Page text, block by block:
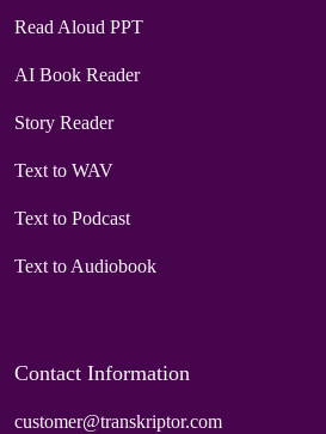
Read Aloud PPT
AI Book Reader
Story Reader
Text to WAV
Text to Podcast
Text to Audiobook
Contact Information
customer@transkriptor.com